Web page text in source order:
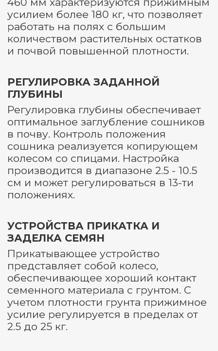
усилием более 180 кг, что позволяет
работать на полях с большим
количеством растительных остатков
и почвой повышенной плотности.
РЕГУЛИРОВКА ЗАДАННОЙ
ГЛУБИНЫ
Регулировка глубины обеспечивает
оптимальное заглубление сошников
в почву. Контроль положения
сошника реализуется копирующем
колесом со спицами. Настройка
производится в диапазоне 2.5 - 10.5
см и может регулироваться в 13-ти
положениях.
УСТРОЙСТВА ПРИКАТКА И
ЗАДЕЛКА СЕМЯН
Прикатывающее устройство
представляет собой колесо,
обеспечивающее хороший контакт
семенного материала с грунтом. С
учетом плотности грунта прижимное
усилие регулируется в пределах от
2.5 до 25 кг.